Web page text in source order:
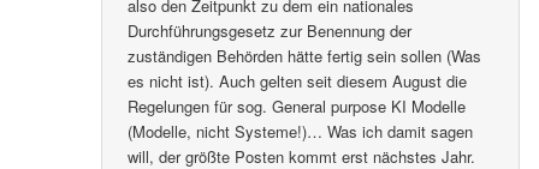
also den Zeitpunkt zu dem ein nationales
Durchführungsgesetz zur Benennung der
zuständigen Behörden hätte fertig sein sollen (Was
es nicht ist). Auch gelten seit diesem August die
Regelungen für sog. General purpose KI Modelle
(Modelle, nicht Systeme!)… Was ich damit sagen
will, der größte Posten kommt erst nächstes Jahr.